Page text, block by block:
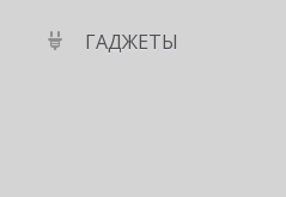
ГАДЖЕТЫ